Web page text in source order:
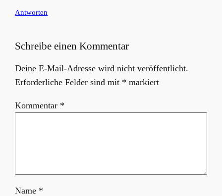
Antworten
Schreibe einen Kommentar
Deine E-Mail-Adresse wird nicht veröffentlicht.
Erforderliche Felder sind mit * markiert
Kommentar *
Name *